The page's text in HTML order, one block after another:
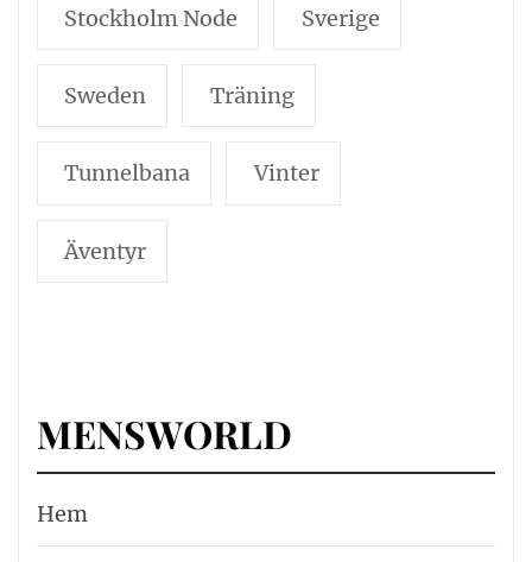
Stockholm Node Sverige
Sweden Träning
Tunnelbana Vinter
Äventyr
MENSWORLD
Hem